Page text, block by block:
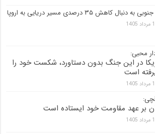
به دنبال کاهش ۳۵ درصدی مسیر دریایی به اروپا
محبی:
در این جنگ بدون دستاورد، شکست خود را
است
بر عهد مقاومت خود ایستاده است